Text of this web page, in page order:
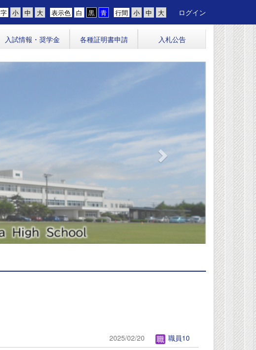
行間
表示色 ログイン
入試情報・奨学金 各種証明書申請
入札公告
t
2025/02/20 職員10